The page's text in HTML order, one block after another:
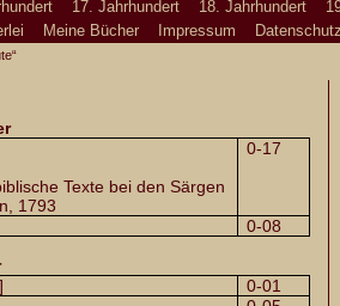
17. Jahrhundert 18. Jahrhundert
Meine Bücher Impressum
Texte bei den Särgen
1793
0-17
0-08
0-01